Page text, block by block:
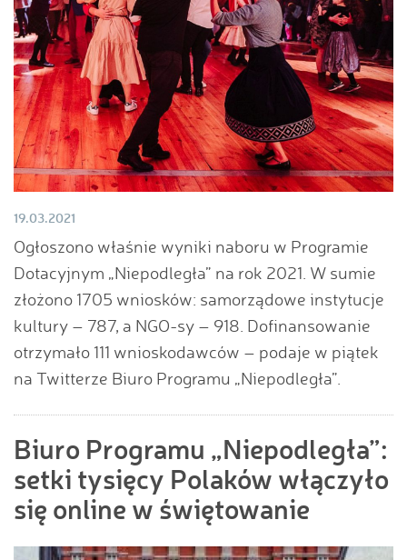
19.03.2021
Ogłoszono właśnie wyniki naboru w Programie
Dotacyjnym „Niepodległa” na rok 2021. W sumie
złożono 1705 wniosków: samorządowe instytucje
kultury – 787, a NGO-sy – 918. Dofinansowanie
otrzymało 111 wnioskodawców – podaje w piątek
na Twitterze Biuro Programu „Niepodległa”.
Biuro Programu „Niepodległa”:
setki tysięcy Polaków włączyło
się online w świętowanie